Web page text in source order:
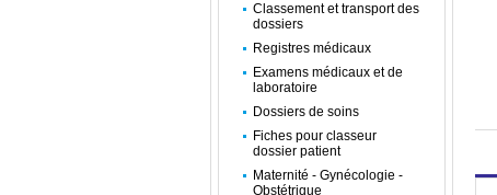
Classement et transport des
dossiers
Registres médicaux
Examens médicaux et de
laboratoire
Dossiers de soins
Fiches pour classeur
dossier patient
Maternité - Gynécologie -
Obstétrique